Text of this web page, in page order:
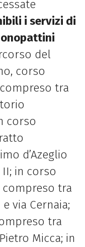
i servizi di
del
corso
tra
corso
d’Azeglio
in corso
tra
via Cernaia;
tra
Micca; in